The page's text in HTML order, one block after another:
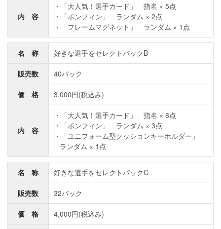
内 容
「大人気！選手カード」 指名 × 5点
「ボンフィン」 ランダム × 2点
「フレームマグネット」 ランダム × 1点
名 称 好きな選手をセレクトパックB
販売数 40パック
価 格 3,000円(税込み)
内 容
「大人気！選手カード」 指名 × 8点
「ボンフィン」 ランダム × 3点
「ユニフォーム型クッションキーホルダー」
ランダム × 1点
名 称 好きな選手をセレクトパックC
販売数 32パック
価 格 4,000円(税込み)